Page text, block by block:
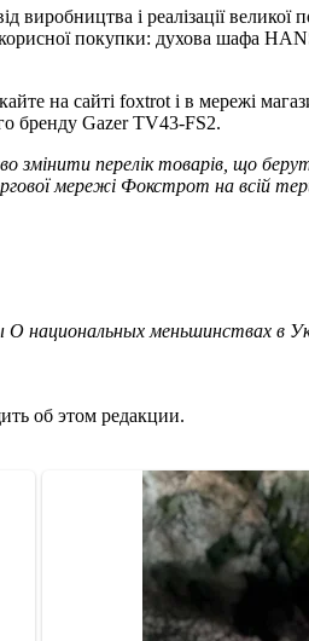
і реалізації великої
покупки: духова шафа
на сайті foxtrot і в мережі
бренду Gazer TV43-FS2.
змінити перелік товарів, що
мережі Фокстрот на всій
национальных меньшинствах в
об этом редакции.